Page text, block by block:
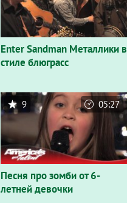
Enter Sandman Металлики в
стиле блюграсс
Песня про зомби от 6-
летней девочки
9 05:27